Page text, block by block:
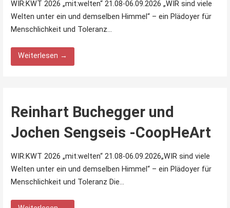
WIR:KWT 2026 „mit:welten“ 21.08-06.09.2026 „WIR sind viele
Welten unter ein und demselben Himmel“ – ein Plädoyer für
Menschlichkeit und Toleranz…
Weiterlesen →
Reinhart Buchegger und
Jochen Sengseis -CoopHeArt
WIR:KWT 2026 „mit:welten“ 21.08-06.09.2026„WIR sind viele
Welten unter ein und demselben Himmel“ – ein Plädoyer für
Menschlichkeit und Toleranz Die…